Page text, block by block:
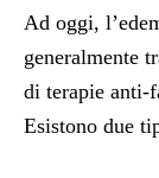
Ad oggi,
generalmente
di terapie anti-
Esistono due